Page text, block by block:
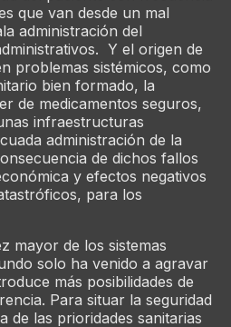
que van desde un mal
administración del
Y el origen de
problemas sistémicos, como
bien formado, la
de medicamentos seguros,
infraestructuras
administración de la
de dichos fallos
y efectos negativos
para los
mayor de los sistemas
solo ha venido a agravar
más posibilidades de
Para situar la seguridad
de las prioridades sanitarias